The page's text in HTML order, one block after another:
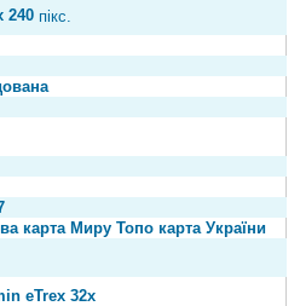
240 пікс.
карта Миру Топо карта України
eTrex 32x